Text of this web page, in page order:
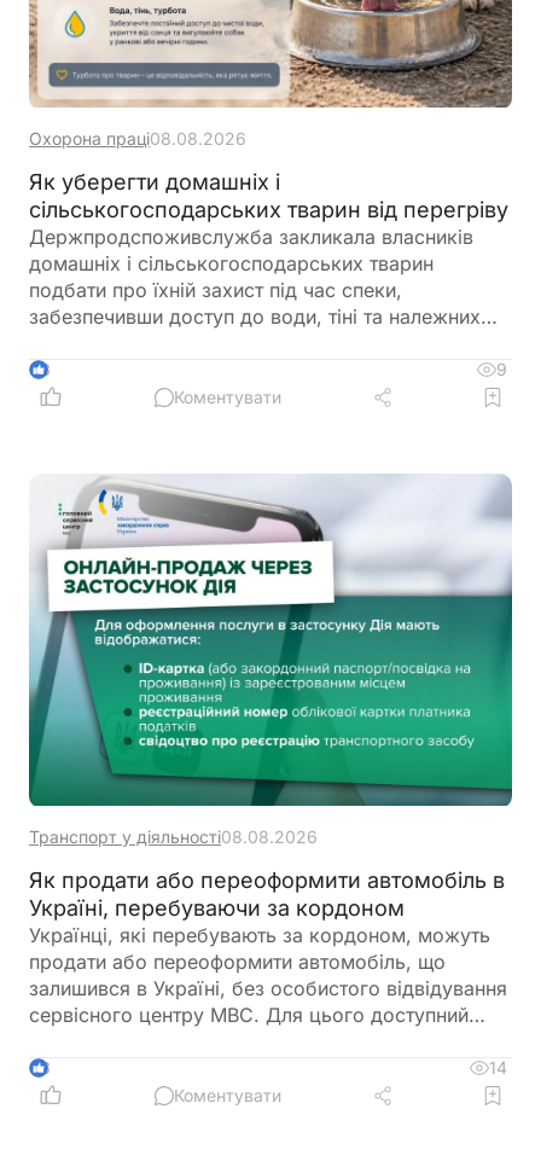
Охорона праці08.08.2026
Як уберегти домашніх і
сільськогосподарських тварин від перегріву
Держпродспоживслужба закликала власників
домашніх і сільськогосподарських тварин
подбати про їхній захист під час спеки,
забезпечивши доступ до води, тіні та належних
заборону залишати тварин у зачинених
автомобілях або на прив’язі під прямим сонячним
3
9
Коментувати
Транспорт у діяльності08.08.2026
Як продати або переоформити автомобіль в
Україні, перебуваючи за кордоном
Українці, які перебувають за кордоном, можуть
продати або переоформити автомобіль, що
залишився в Україні, без особистого відвідування
сервісного центру МВС. Для цього доступний
довіреності на уповноваженого представника
3
14
Коментувати